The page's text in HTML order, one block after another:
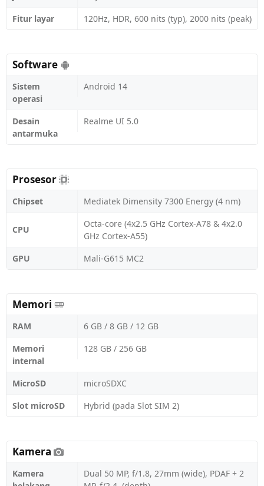
Fitur layar
120Hz, HDR, 600 nits (typ), 2000 nits (peak)
Software
Sistem
operasi
Android 14
Desain
antarmuka
Realme UI 5.0
Prosesor
Chipset Mediatek Dimensity 7300 Energy (4 nm)
CPU
Octa-core (4x2.5 GHz Cortex-A78 & 4x2.0
GHz Cortex-A55)
GPU
Mali-G615 MC2
Memori
RAM
6 GB / 8 GB / 12 GB
Memori
internal
128 GB / 256 GB
MicroSD
microSDXC
Slot microSD
Hybrid (pada Slot SIM 2)
Kamera
Kamera
Dual 50 MP, f/1.8, 27mm (wide), PDAF + 2